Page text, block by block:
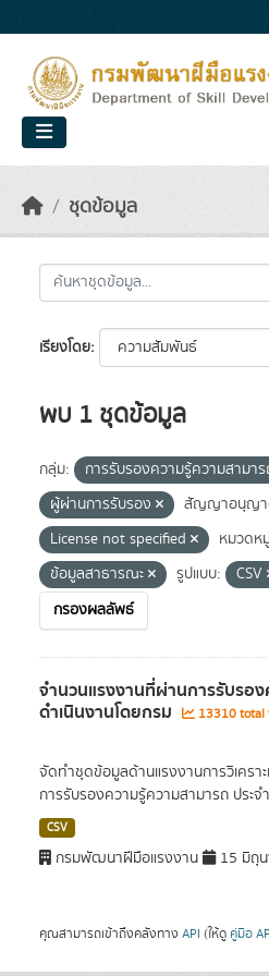
ชุดข้อมูล
เรียงโดย
พบ 1 ชุดข้อมูล
กลุ่ม: การรับรองความรู้ความสามา
ผู้ผ่านการรับรอง
สัญญาอนุญ
License not specified
หมวดห
ข้อมูลสาธารณะ
รูปแบบ: CSV
กรองผลลัพธ์
จำนวนแรงงานที่ผ่านการรับรอ
ดำเนินงานโดยกรม 13310 total
จัดทำชุดข้อมูลด้านแรงงานการวิเคร
การรับรองความรู้ความสามารถ ประ
CSV
กรมพัฒนาฝีมือแรงงาน 15 มิถุน
คุณสามารถเข้าถึงคลังทาง API (ให้ดู คู่มือ